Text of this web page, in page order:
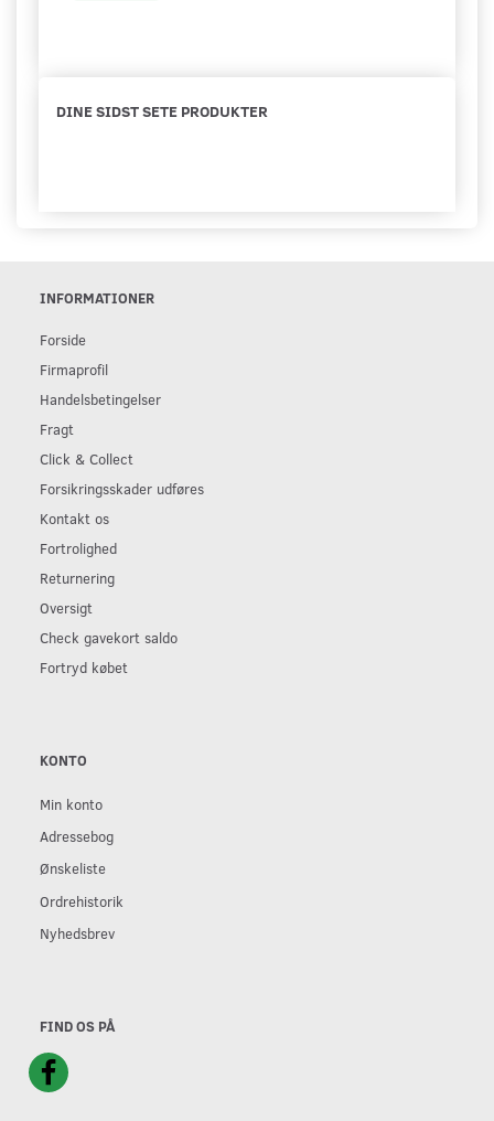
DINE SIDST SETE PRODUKTER
INFORMATIONER
Forside
Firmaprofil
Handelsbetingelser
Fragt
Click & Collect
Forsikringsskader udføres
Kontakt os
Fortrolighed
Returnering
Oversigt
Check gavekort saldo
Fortryd købet
KONTO
Min konto
Adressebog
Ønskeliste
Ordrehistorik
Nyhedsbrev
FIND OS PÅ